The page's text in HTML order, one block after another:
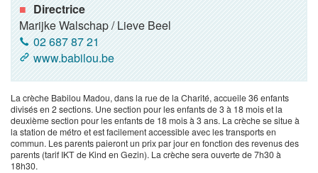
Directrice
Marijke Walschap / Lieve Beel
02 687 87 21
www.babilou.be
La crèche Babilou Madou, dans la rue de la Charité, accueile 36 enfants
divisés en 2 sections. Une section pour les enfants de 3 à 18 mois et la
deuxième section pour les enfants de 18 mois à 3 ans. La crèche se situe à
la station de métro et est facilement accessible avec les transports en
commun. Les parents paieront un prix par jour en fonction des revenus des
parents (tarif IKT de Kind en Gezin). La crèche sera ouverte de 7h30 à
18h30.